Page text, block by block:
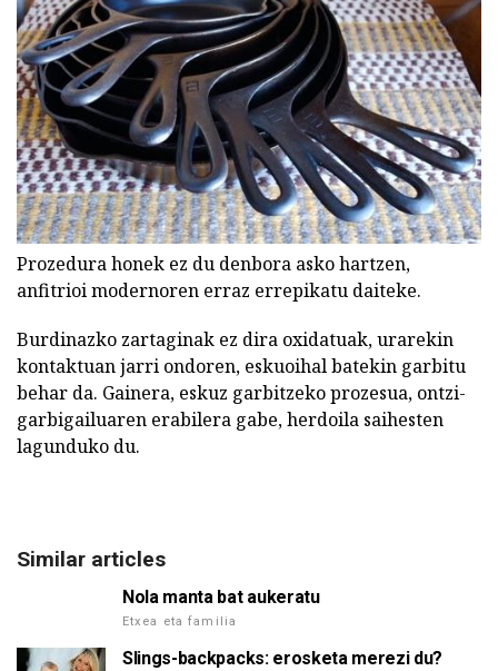
Prozedura honek ez du denbora asko hartzen,
anfitrioi modernoren erraz errepikatu daiteke.
Burdinazko zartaginak ez dira oxidatuak, urarekin
kontaktuan jarri ondoren, eskuoihal batekin garbitu
behar da. Gainera, eskuz garbitzeko prozesua, ontzi-
garbigailuaren erabilera gabe, herdoila saihesten
lagunduko du.
Similar articles
Nola manta bat aukeratu
Etxea eta familia
Slings-backpacks: erosketa merezi du?